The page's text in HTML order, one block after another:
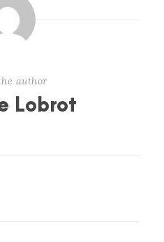
author
Lobrot